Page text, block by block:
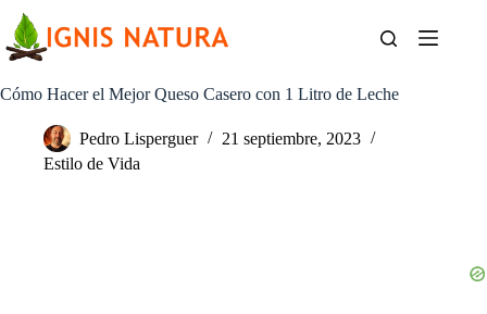
contenido
Cómo Hacer el Mejor Queso Casero con 1 Litro de Leche
Pedro Lisperguer
21 septiembre, 2023
Estilo de Vida